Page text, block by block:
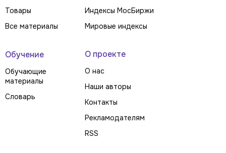
Товары
Все материалы
Индексы МосБиржи
Мировые индексы
Обучение
Обучающие
материалы
Словарь
О проекте
О нас
Наши авторы
Контакты
Рекламодателям
RSS